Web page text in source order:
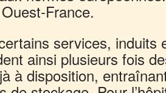
France.
services, induits
ainsi plusieurs fois
à disposition,